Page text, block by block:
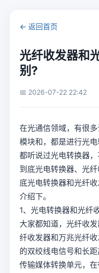
← 返回首页
光纤收发器和
别?
📅 2026-07-22 22:42
在光通信领域，有很
模块和，都是进行光
都听说过光电转换器
到底光电转换器、光
底光电转换器和光纤
介绍下。
1、光电转换器和光纤
大家都知道，光纤收
纤收发器和万兆光纤
的双绞线电信号和长
传输媒体转换单元，